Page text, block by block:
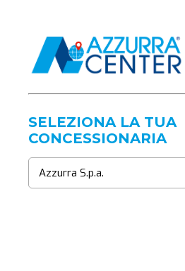
SELEZIONA LA TUA
CONCESSIONARIA